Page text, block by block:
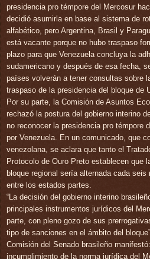
presidencia pro témpore del Mercosur
decidió asumirla en base al sistema de
alfabético, pero Argentina, Brasil y
está vacante porque no hubo traspaso
plazo para que Venezuela concluya la
sudamericano y después de esa fecha,
países volverán a tener consultas sobre
traspaso de la presidencia del bloque de
Por su parte, la Comisión de Asuntos
rechazó la postura del gobierno interino
no reconocer la presidencia pro témpore
por Venezuela. En un comunicado, que
venezolana, se aclara que tanto el
Protocolo de Ouro Preto establecen que
bloque regional sería alternada cada seis
entre los estados partes.
“La decisión del gobierno interino
principales instrumentos jurídicos del
parte, con pleno gozo de sus
tipo de sanciones en el ámbito del
Comisión del Senado brasileño
incumplimiento de la norma jurídica del